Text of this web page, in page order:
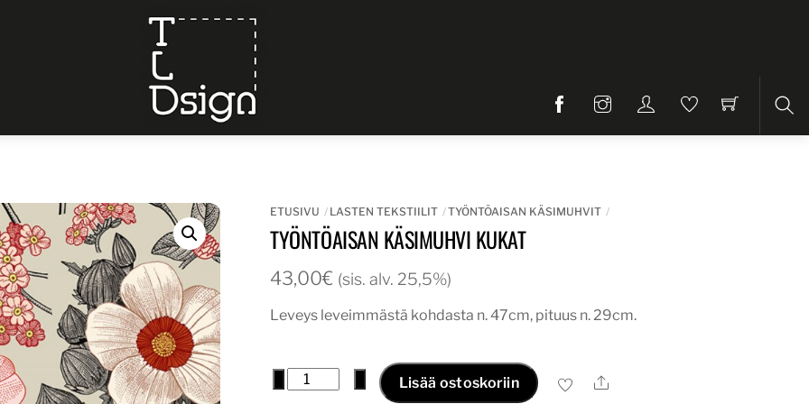
ETUSIVU LASTEN TEKSTIILIT TYÖNTÖAISAN KÄSIMUHVIT
TYÖNTÖAISAN KÄSIMUHVI KUKAT
43,00€ (sis. alv. 25,5%)
Leveys leveimmästä kohdasta n. 47cm, pituus n. 29cm.
Työntöaisan
Lisää ostoskoriin Ale